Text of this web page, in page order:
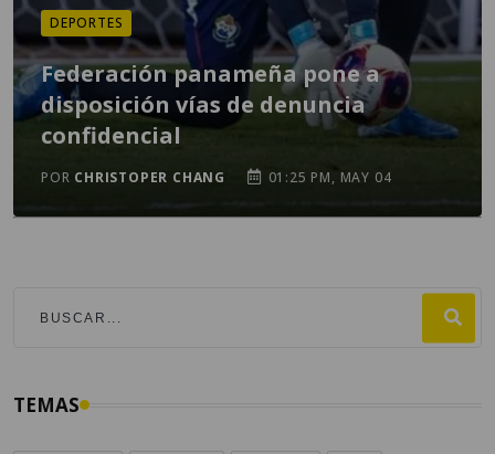
DEPORTES
Federación panameña pone a
disposición vías de denuncia
confidencial
POR CHRISTOPER CHANG 01:25 PM, MAY 04
TEMAS